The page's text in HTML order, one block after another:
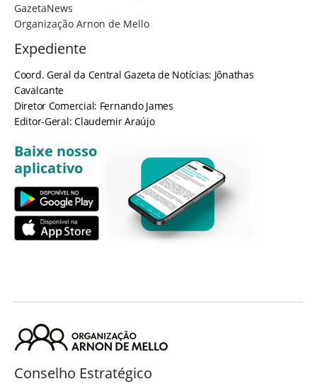
GazetaNews
Organização Arnon de Mello
Expediente
Coord. Geral da Central Gazeta de Notícias: Jônathas
Cavalcante
Diretor Comercial: Fernando James
Editor-Geral: Claudemir Araújo
Baixe nosso
aplicativo
Conselho Estratégico